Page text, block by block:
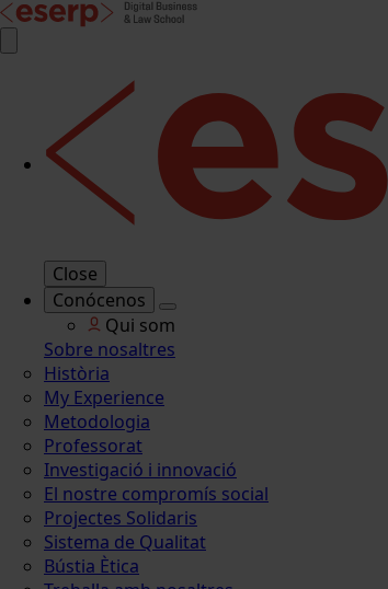
Close
Conócenos
Qui som
Sobre nosaltres
Història
My Experience
Metodologia
Professorat
Investigació i innovació
El nostre compromís social
Projectes Solidaris
Sistema de Qualitat
Bústia Ètica